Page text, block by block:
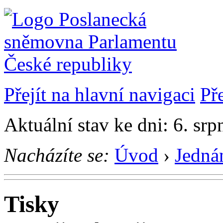
Přejít na hlavní navigaci
Aktuální stav ke dni: 6.
Nacházíte se: Úvod ›
Tisky